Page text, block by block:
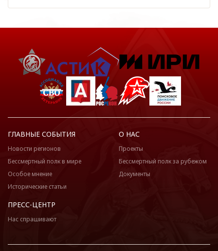
ГЛАВНЫЕ СОБЫТИЯ
Новости регионов
Бессмертный полк в мире
Особое мнение
Исторические статьи
О НАС
Проекты
Бессмертный полк за рубежом
Документы
ПРЕСС-ЦЕНТР
Нас спрашивают